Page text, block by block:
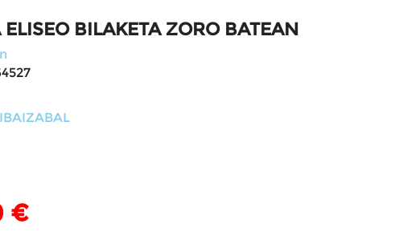
ELISEO BILAKETA ZORO BATEAN
€